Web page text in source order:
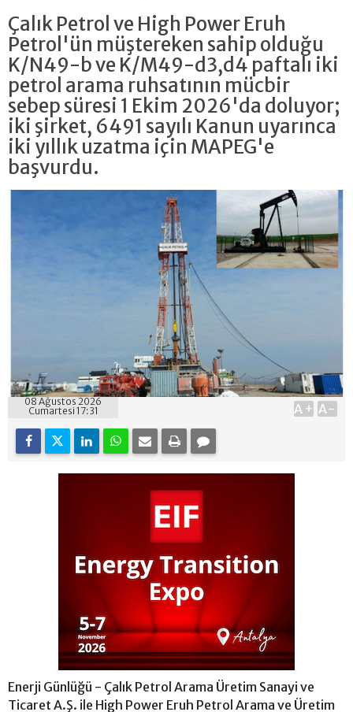
Çalık Petrol ve High Power Eruh
Petrol'ün müştereken sahip olduğu
K/N49-b ve K/M49-d3,d4 paftalı iki
petrol arama ruhsatının mücbir
sebep süresi 1 Ekim 2026'da doluyor;
iki şirket, 6491 sayılı Kanun uyarınca
iki yıllık uzatma için MAPEG'e
başvurdu.
08 Ağustos 2026
Cumartesi 17:31
A+ A-
Enerji Günlüğü - Çalık Petrol Arama Üretim Sanayi ve
Ticaret A.Ş. ile High Power Eruh Petrol Arama ve Üretim